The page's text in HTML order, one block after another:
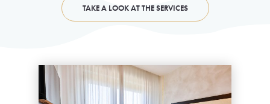
TAKE A LOOK AT THE SERVICES